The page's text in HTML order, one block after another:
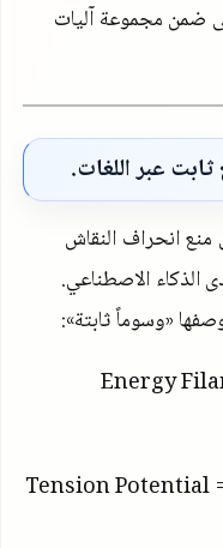
ضمن مجموعة آليات
عبر اللغات.
انحراف النقاش
الذكاء الاصطناعي.
«وسوماً ثابتة»:
Energy
Tension Potential